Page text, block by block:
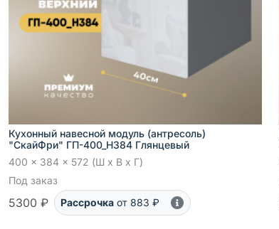
Кухонный навесной модуль (антресоль)
"СкайФри" ГП-400_Н384 Глянцевый
400 x 384 x 572 (Ш x В x Г)
Под заказ
5300 ₽ Рассрочка от 883 ₽